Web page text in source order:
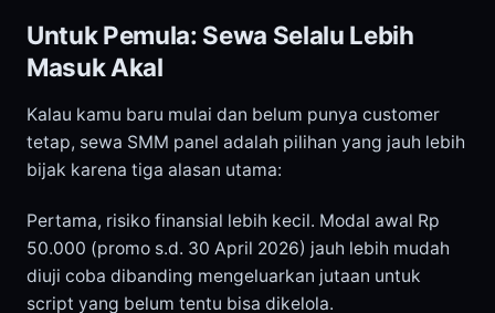
Untuk Pemula: Sewa Selalu Lebih
Masuk Akal
Kalau kamu baru mulai dan belum punya customer
tetap, sewa SMM panel adalah pilihan yang jauh lebih
bijak karena tiga alasan utama:
Pertama, risiko finansial lebih kecil. Modal awal Rp
50.000 (promo s.d. 30 April 2026) jauh lebih mudah
diuji coba dibanding mengeluarkan jutaan untuk
script yang belum tentu bisa dikelola.